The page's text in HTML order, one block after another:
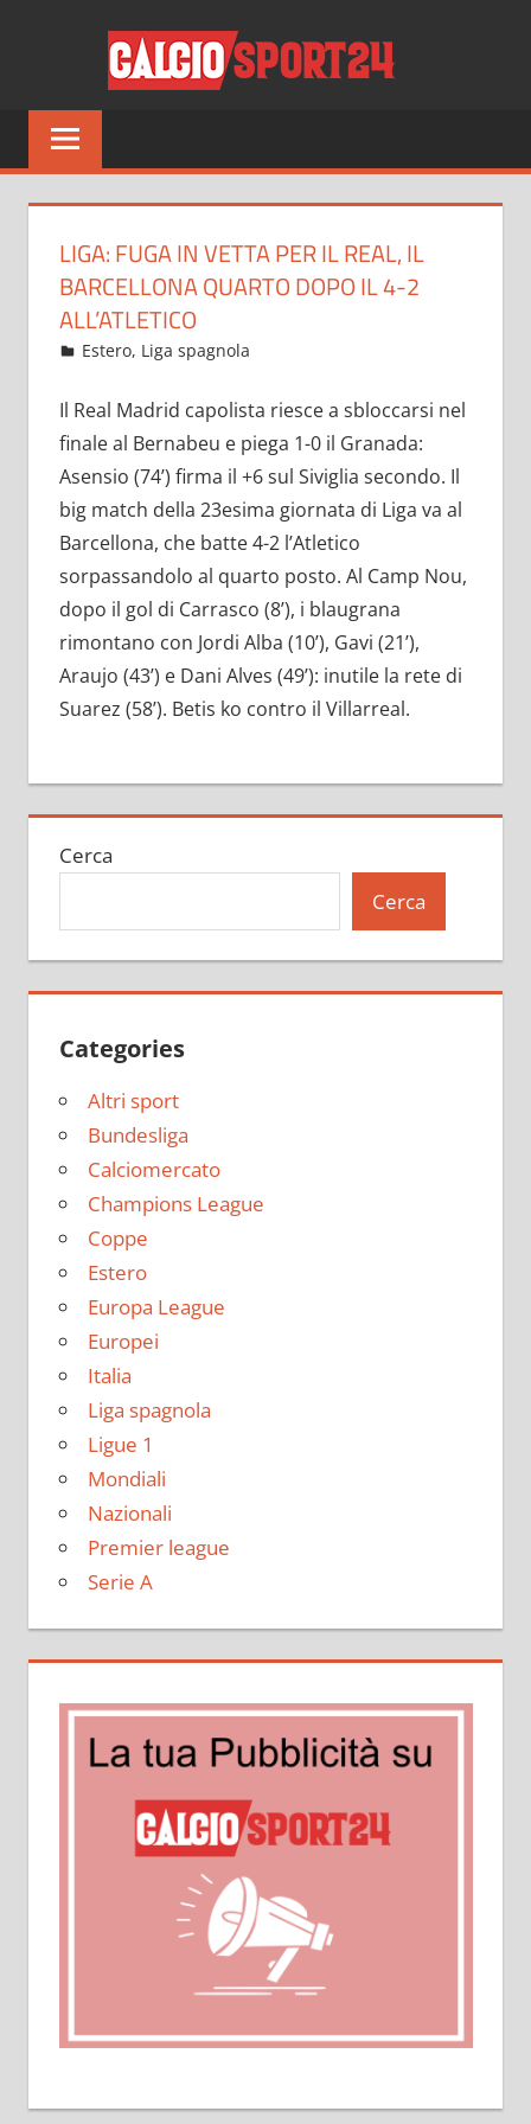
Tutto
sul
del
solo
LIGA: FUGA IN VETTA PER IL REAL, IL
BARCELLONA QUARTO DOPO IL 4-2
ALL’ATLETICO
Febbraio 7, 2022
admin
Estero, Liga spagnola
Il Real Madrid capolista riesce a sbloccarsi nel
finale al Bernabeu e piega 1-0 il Granada:
Asensio (74’) firma il +6 sul Siviglia secondo. Il
big match della 23esima giornata di Liga va al
Barcellona, che batte 4-2 l’Atletico
sorpassandolo al quarto posto. Al Camp Nou,
dopo il gol di Carrasco (8’), i blaugrana
rimontano con Jordi Alba (10’), Gavi (21’),
Araujo (43’) e Dani Alves (49’): inutile la rete di
Suarez (58’). Betis ko contro il Villarreal.
Cerca
Cerca
Categories
Altri sport
Bundesliga
Calciomercato
Champions League
Coppe
Estero
Europa League
Europei
Italia
Liga spagnola
Ligue 1
Mondiali
Nazionali
Premier league
Serie A